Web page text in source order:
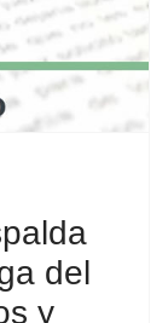
del
y